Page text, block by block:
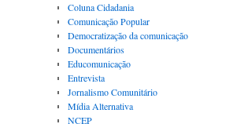
Coluna Cidadania
Comunicação Popular
Democratização da comunicação
Documentários
Educomunicação
Entrevista
Jornalismo Comunitário
Mídia Alternativa
NCEP